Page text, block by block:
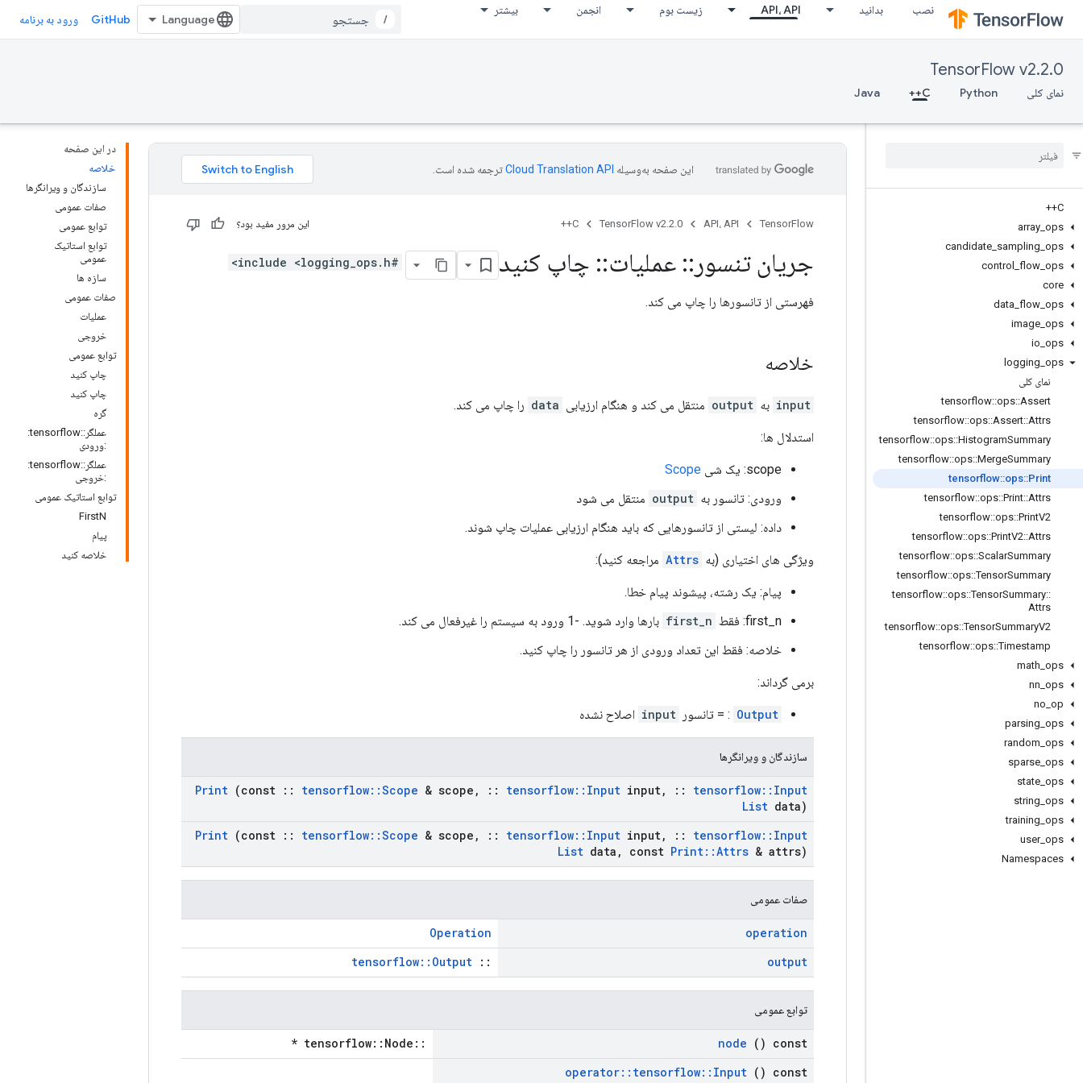
نصب بدانید API، API زیست بوم انجمن بیشتر
/
GitHub ورود به برنامه
TensorFlow v2.2.0
نمای کلی Python
C++
Java
C++
array ops
candidate sampling ops
control
flow ops
core
data flow ops
image ops
io ops
logging ops
نمای کلی
tensorflow::ops::Assert
tensorflow::ops::Assert::Attrs
tensorflow::ops::HistogramSummary
tensorflow::ops::MergeSummary
tensorflow::ops::Print
tensorflow::ops::Print::Attrs
tensorflow::ops::PrintV2
tensorflow::ops::PrintV2::Attrs
tensorflow::ops::ScalarSummary
tensorflow::ops::TensorSummary
tensorflow::ops::TensorSummary::
Attrs
tensorflow::ops::TensorSummaryV2
tensorflow::ops::Timestamp
math ops
nn ops
no op
parsing ops
random ops
sparse ops
state ops
string ops
training ops
user_ ops
Namespaces
در این صفحه
خلاصه
سازندگان و ویرانگرها
صفات عمومی
توابع عمومی
توابع استاتیک
عمومی
سازه ها
صفات عمومی
عملیات
خروجی
توابع عمومی
چاپ کنید
چاپ کنید
گره
عملگر::tensorflow:
:ورودی
عملگر::tensorflow:
:خروجی
توابع استاتیک عمومی
FirstN
پیام
خلاصه کنید
این صفحه به‌وسیله ترجمه شده است.
TensorFlow API، API TensorFlow v2.2.0
C++ این مرور مفید بود؟
جریان تنسور :: عملیات:: چاپ کنید #include <logging_ops.h>
فهرستی از تانسورها را چاپ می کند.
خلاصه
input به output منتقل می کند و هنگام ارزیابی data را چاپ می کند.
استدلال ها:
scope: یک شی
Scope
ورودی: تانسور به output منتقل می شود
داده: لیستی از تانسورهایی که باید هنگام ارزیابی عملیات چاپ شوند.
ویژگی های اختیاری (به Attrs مراجعه کنید):
پیام: یک رشته، پیشوند پیام خطا.
first_n: فقط
first_n بارها وارد شوید. -1 ورود به سیستم را غیرفعال می کند.
خلاصه: فقط این تعداد ورودی از هر تانسور را چاپ کنید.
برمی گرداند:
Output : = تانسور input اصلاح نشده
سازندگان و ویرانگرها
Print (const :: tensorflow::Scope & scope , :: tensorflow:: Input input, :: tensorflow:: Input
List data)
Print (const :: tensorflow::Scope & scope , :: tensorflow:: Input input, :: tensorflow:: Input
List data , const Print::Attrs & attrs)
صفات عمومی
operation
Operation
output
::
tensorflow::Output
توابع عمومی
node () const
::tensorflow::Node *
operator:: tensorflow:: Input () const